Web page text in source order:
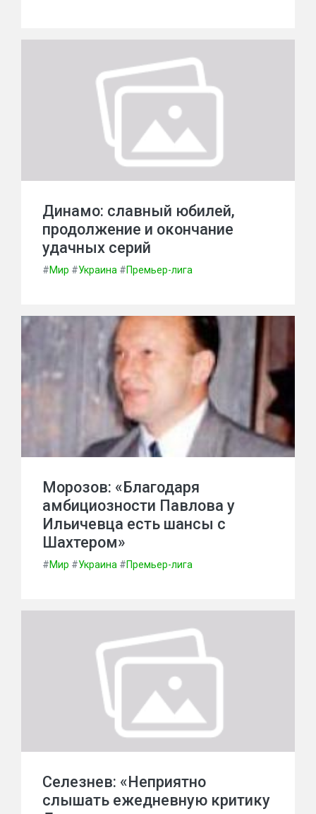
Динамо: славный юбилей,
продолжение и окончание
удачных серий
#Мир #Украина #Премьер-лига
Морозов: «Благодаря
амбициозности Павлова у
Ильичевца есть шансы с
Шахтером»
#Мир #Украина #Премьер-лига
Селезнев: «Неприятно
слышать ежедневную критику